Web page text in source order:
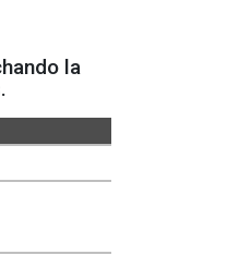
la